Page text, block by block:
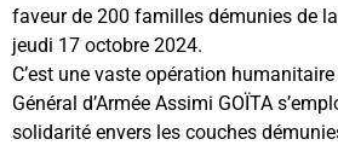
faveur de 200 familles démunies de
jeudi 17 octobre 2024.
C’est une vaste opération
Général d’Armée Assimi GOÏTA
solidarité envers les couches